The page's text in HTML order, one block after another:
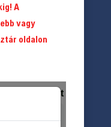
A
vagy
oldalon